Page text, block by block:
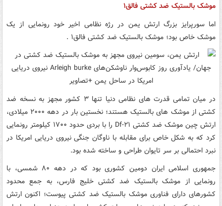
موشک بالستیک ضد کشتی فالق۱
اما سورپرایز بزرگ ارتش یمن در رژه نظامی اخیر خود رونمایی از یک
موشک خاص بود؛ موشک بالستیک ضد کشتی فالق۱ .
در میان تمامی قدرت های نظامی دنیا تنها ۳ کشور مجهز به نسخه ضد
کشتی از موشک های بالستیک هستند؛ نخستین بار در دهه ۲۰۰۰ میلادی،
ارتش چین موشک ضد کشتی Df-۲۱ را با بردی حدود ۱۷۰۰ کیلومتر رونمایی
کرد که به شکل خاص برای مقابله با ناوگان جنگی نیروی دریایی امریکا در
نبرد احتمالی بر سر تایوان طراحی و ساخته شده بود.
جمهوری اسلامی ایران دومین کشوری بود که در دهه ۸۰ شمسی، با
رونمایی از موشک بالستیک ضد کشتی خلیج فارس، به جمع محدود
کشورهای دارای فناوری موشک بالستیک ضد کشتی پیوست؛ اکنون ارتش